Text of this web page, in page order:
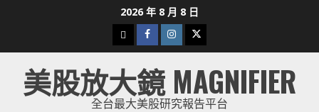
2026 年 8 月 8 日
下
載
美
股
Facebook
Instagram
Twitter
美股放大鏡 MAGNIFIER
全台最大美股研究報告平台